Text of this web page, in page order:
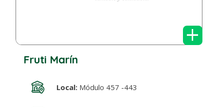
+
Fruti Marín
Local:Módulo 457 -443